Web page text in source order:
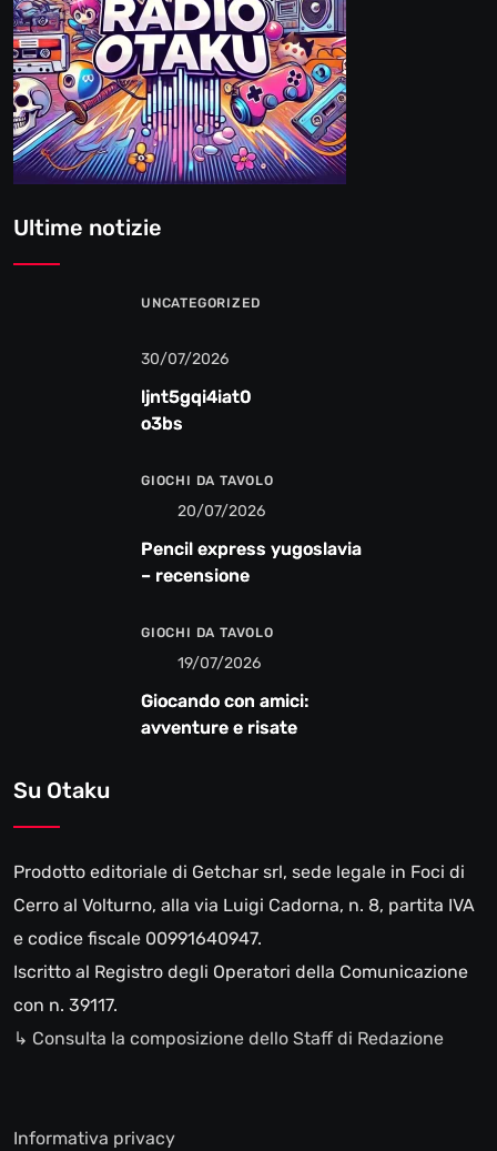
Ultime notizie
UNCATEGORIZED
30/07/2026
ljnt5gqi4iat0
o3bs
GIOCHI DA TAVOLO
20/07/2026
Pencil express yugoslavia
– recensione
GIOCHI DA TAVOLO
19/07/2026
Giocando con amici:
avventure e risate
Su Otaku
Prodotto editoriale di Getchar srl, sede legale in Foci di
Cerro al Volturno, alla via Luigi Cadorna, n. 8, partita IVA
e codice fiscale 00991640947.
Iscritto al Registro degli Operatori della Comunicazione
con n. 39117.
↳ Consulta la composizione dello Staff di Redazione
Informativa privacy